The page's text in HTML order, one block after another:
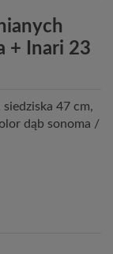
+ Inari 23
47 cm,
dąb sonoma /